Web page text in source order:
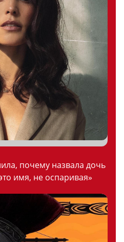
почему назвала дочь
имя, не оспаривая»